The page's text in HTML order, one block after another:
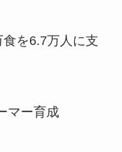
を6.7万人に支
マー育成